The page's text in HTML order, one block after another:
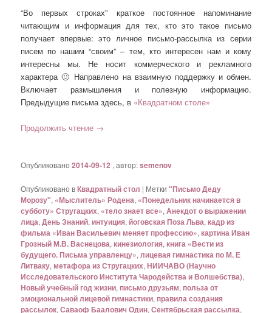
“Во первых строках” краткое постоянное напоминание
читающим и информация для тех, кто это такое письмо
получает впервые: это личное письмо-рассылка из серии
писем по нашим “своим” – тем, кто интересен нам и кому
интересны мы. Не носит коммерческого и рекламного
характера 🙂 Направлено на взаимную поддержку и обмен.
Включает размышления и полезную информацию.
Предыдущие письма здесь, в «Квадратном столе»
Продолжить чтение →
Опубликовано2014-09-12 , автор:semenov
Опубликовано вКвадратный стол | Метки "Письмо Деду
Морозу", «Мыслитель» Родена, «Понедельник начинается в
субботу» Стругацких, «тело знает все»,Анекдот о выражении
лица,День Знаний,интуиция,йоговская Поза Льва,кадр из
фильма «Иван Васильевич меняет профессию»,картина Иван
Грозный М.В. Васнецова,кинезиология,книга «Вести из
будущего. Письма управленцу»,лицевая гимнастика по М. Е
Литваку, метафора из Стругацких,НИИЧАВО (Научно
Исследовательского Института Чародейства и Волшебства),
Новый учебный год жизни, письмо друзьям, польза от
эмоциональной лицевой гимнастики, правила создания
рассылок,Саваоф Баалович Один,Сентябрьская рассылка,